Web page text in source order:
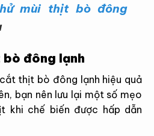
mùi thịt bò đông
đông lạnh
thịt bò đông lạnh hiệu quả
bạn nên lưu lại một số mẹo
khi chế biến được hấp dẫn